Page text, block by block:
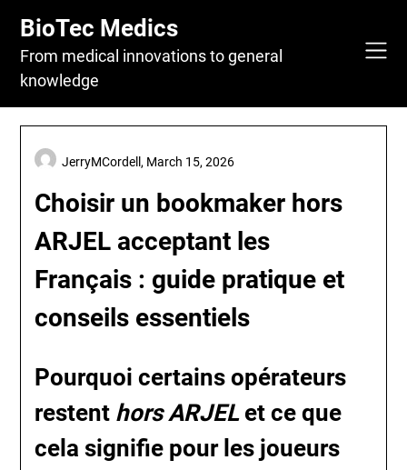
content
BioTec Medics
From medical innovations to general
knowledge
Choisir un bookmaker hors
ARJEL acceptant les
Français : guide pratique et
conseils essentiels
JerryMCordell, March 15, 2026
Pourquoi certains opérateurs
restent hors ARJELet ce que
cela signifie pour les joueurs